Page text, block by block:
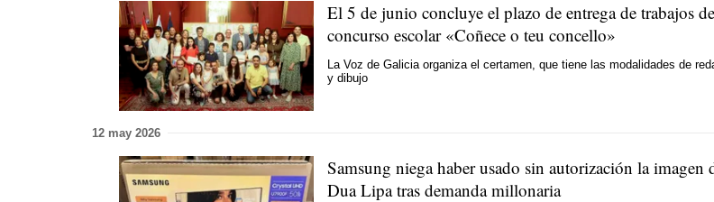
El 5 de junio concluye el plazo de entrega de trabajos
concurso escolar «Coñece o teu concello»
La Voz de Galicia organiza el certamen, que tiene las modalidades de
y dibujo
12 may 2026
Samsung niega haber usado sin autorización la imagen
Dua Lipa tras demanda millonaria